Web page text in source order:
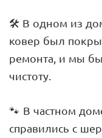
🛠️ В одном из
ковер был
ремонта, и мы
чистоту.
🐾 В частном
справились с